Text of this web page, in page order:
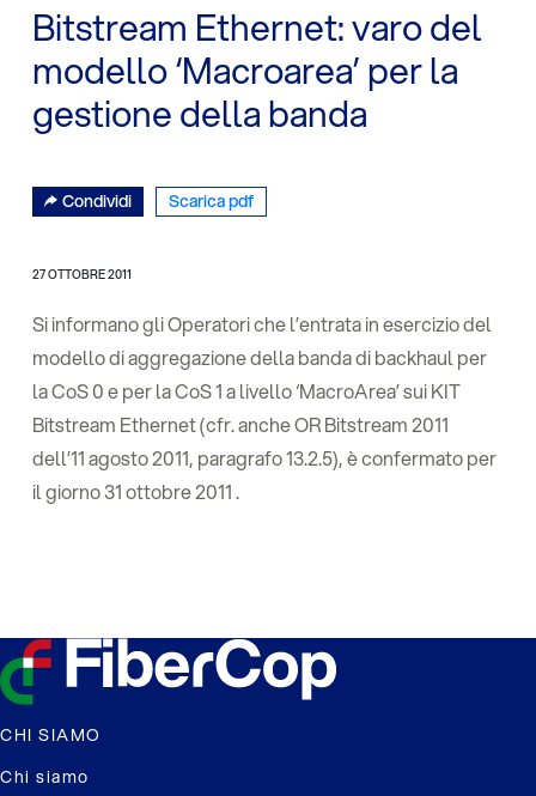
Bitstream Ethernet: varo del
modello ‘Macroarea’ per la
gestione della banda
Condividi Scarica pdf
27 OTTOBRE 2011
Si informano gli Operatori che l’entrata in esercizio del
modello di aggregazione della banda di backhaul per
la CoS 0 e per la CoS 1 a livello ‘MacroArea’ sui KIT
Bitstream Ethernet (cfr. anche OR Bitstream 2011
dell’11 agosto 2011, paragrafo 13.2.5), è confermato per
il giorno 31 ottobre 2011 .
CHI SIAMO
Chi siamo